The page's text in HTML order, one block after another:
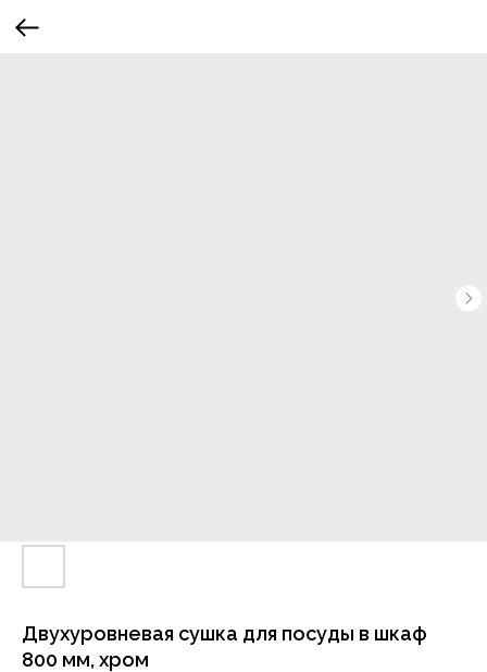
Двухуровневая сушка для посуды в шкаф
800 мм, хром